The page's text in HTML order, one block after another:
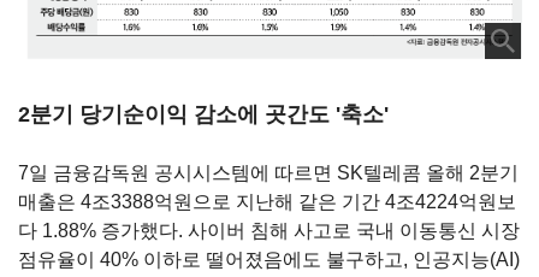
2분기 당기순이익 감소에 곳간도 '축소'
7일 금융감독원 공시시스템에 따르면 SK텔레콤 올해 2분기
매출은 4조3388억원으로 지난해 같은 기간 4조4224억원보
다 1.88% 증가했다. 사이버 침해 사고로 국내 이동통신 시장
점유율이 40% 이하로 떨어졌음에도 불구하고, 인공지능(AI)